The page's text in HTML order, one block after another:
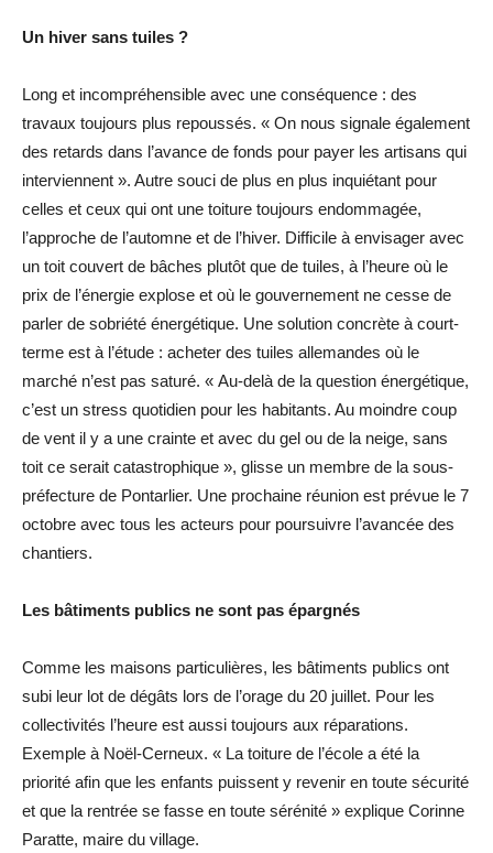
Un hiver sans tuiles ?
Long et incompréhensible avec une conséquence : des
travaux toujours plus repoussés. « On nous signale également
des retards dans l’avance de fonds pour payer les artisans qui
interviennent ». Autre souci de plus en plus inquiétant pour
celles et ceux qui ont une toiture toujours endommagée,
l’approche de l’automne et de l’hiver. Difficile à envisager avec
un toit couvert de bâches plutôt que de tuiles, à l’heure où le
prix de l’énergie explose et où le gouvernement ne cesse de
parler de sobriété énergétique. Une solution concrète à court-
terme est à l’étude : acheter des tuiles allemandes où le
marché n’est pas saturé. « Au-delà de la question énergétique,
c’est un stress quotidien pour les habitants. Au moindre coup
de vent il y a une crainte et avec du gel ou de la neige, sans
toit ce serait catastrophique », glisse un membre de la sous-
préfecture de Pontarlier. Une prochaine réunion est prévue le 7
octobre avec tous les acteurs pour poursuivre l’avancée des
chantiers.
Les bâtiments publics ne sont pas épargnés
Comme les maisons particulières, les bâtiments publics ont
subi leur lot de dégâts lors de l’orage du 20 juillet. Pour les
collectivités l’heure est aussi toujours aux réparations.
Exemple à Noël-Cerneux. « La toiture de l’école a été la
priorité afin que les enfants puissent y revenir en toute sécurité
et que la rentrée se fasse en toute sérénité » explique Corinne
Paratte, maire du village.